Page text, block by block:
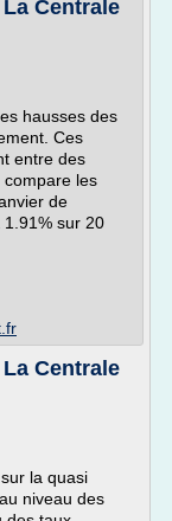
Centrale
hausses des
Ces
entre des
compare les
de
sur 20
Centrale
la quasi
niveau des